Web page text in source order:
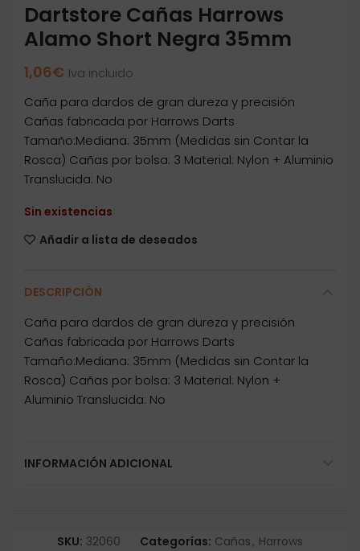
Dartstore Cañas Harrows
Alamo Short Negra 35mm
1,06€ Iva incluido
Caña para dardos de gran dureza y precisión
Cañas fabricada por Harrows Darts
Tamaño:Mediana: 35mm (Medidas sin Contar la
Rosca) Cañas por bolsa: 3 Material: Nylon + Aluminio
Translucida: No
Sin existencias
Añadir a lista de deseados
DESCRIPCIÓN
Caña para dardos de gran dureza y precisión
Cañas fabricada por Harrows Darts
Tamaño:Mediana: 35mm (Medidas sin Contar la
Rosca) Cañas por bolsa: 3 Material: Nylon +
Aluminio Translucida: No
INFORMACIÓN ADICIONAL
SKU: 32060 Categorías: Cañas, Harrows